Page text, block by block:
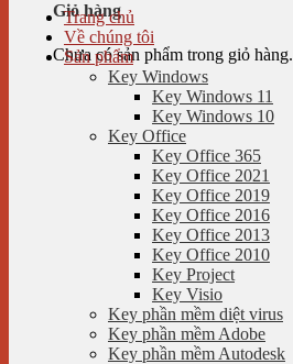
Giỏ hàng
Chưa có sản phẩm trong giỏ hàng.
Trang chủ
Về chúng tôi
Sản phẩm
Key Windows
Key Windows 11
Key Windows 10
Key Office
Key Office 365
Key Office 2021
Key Office 2019
Key Office 2016
Key Office 2013
Key Office 2010
Key Project
Key Visio
Key phần mềm diệt virus
Key phần mềm Adobe
Key phần mềm Autodesk